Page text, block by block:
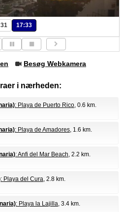
17:33
Besøg Webkamera
i nærheden:
: Playa de Puerto Rico, 0.6 km.
: Playa de Amadores, 1.6 km.
: Anfi del Mar Beach, 2.2 km.
: Playa del Cura, 2.8 km.
: Playa la Lajilla, 3.4 km.